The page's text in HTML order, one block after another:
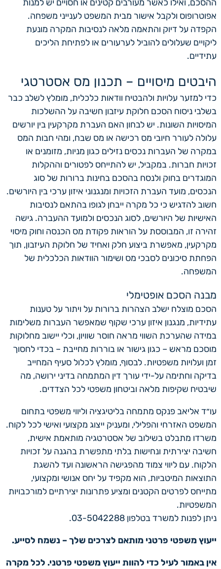
ההסכם, ואילו כאשר מעורבים קטינים או חסויים יש למנות
אפוטרופוס ולקבל אישור מבית המשפט לענייני משפחה.
הקפדה על דיוק והתאמה מלאה לנסיבות המקרה מונעת
ליקויים שעלולים להוביל לערעורים או לפתיחת הליכים
עתידיים.
היבטים מיסויים – תכנון מס אסטרטגי
כדי למזער עלויות ולהבטיח וודאות כלכלית, מומלץ לשלב כבר
בשלבי ניסוח הסכם חלוקת עיזבון חשיבה על ההשלכות
המיסויות השונות. יש לבחון האם העברת מקרקעין בין יורשים
עלולה לעורר חיובי מס רכישה או מס שבח, ומהי חבות המס
במקרה של העברות נכסים נזילים כגון מניות, מזומנים או
זכויות חברות. במקביל, יש להתייחס לפטורים וההקלות
המוגדרים בחוק ולנסח בהסכם בחינות ברורות של סוג
הנכסים, מועד העברת הזכויות ומנגנוני איזון ערכי בין היורשים.
חשוב להדגיש כי כל מקרה ייבחן לגופו בהתאם לנסיבות
האישיות של היורשים, לסוג הנכסים ולמועד ההעברה. גישה
זהירה זו, המבוססת על הוראות פקודת מס הכנסה וחוק מיסוי
מקרקעין, מאפשרת ביצוע חלק ואחיד של חלוקת העיזבון, תוך
הפחתת סיכונים לסבכי מס ושימור הוודאות הכלכלית של
המשפחה.
מבנה הסכם אופטימלי
הסכם מוצלח ישלב הצהרות ברורות על ויתור על טענות
עתידיות, מנגנון איזון ערכי שקוף שמאפשר העברות משלימות
במידה שהערכת השווי מראה חוסר שוויון, וכלי יישוב מחלוקות
מוסכם מראש – כגון גישור או בוררות מחייבת – בכדי לחסוך
זמן ועלויות משפטיות. לבסוף, מומלץ לכלול סעיף המחייב
בדיקה וחתימה על-ידי עורך דין המתמחה בדיני ירושה, מה
שיבטיח שקיפות מלאה וביטחון משפטי לכל הצדדים.
עו״ד אליאב פנקס מתמחה בליטיגציה וליווי משפטי בתחום
המשפט האזרחי והפלילי, ומעניק ייצוג מקצועי ואישי לכל לקוח.
משרדו מתבלט בשילוב של אסטרטגיה מותאמת אישית,
חשיבה יצירתית ונחישות בלתי מתפשרת בהגנה על זכויות
הלקוח. עם ליווי צמוד מהפגישה הראשונה ועד להשגת
התוצאות המיטביות, הוא מקפיד על יחס אנושי ומקצועי,
מתייחס לפרטים הקטנים ומציע פתרונות יצירתיים למורכבויות
המשפטיות.
ניתן לפנות למשרד בטלפון 03-5042288.
ייעוץ משפטי פרטני מותאם לצרכים שלך – נשמח לסייע.
אין באמור לעיל כדי להוות ייעוץ משפטי פרטני. לכל מקרה